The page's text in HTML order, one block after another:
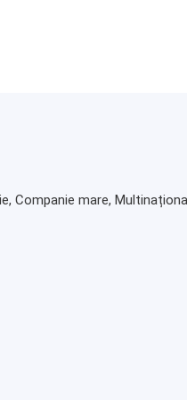
Companie mare,